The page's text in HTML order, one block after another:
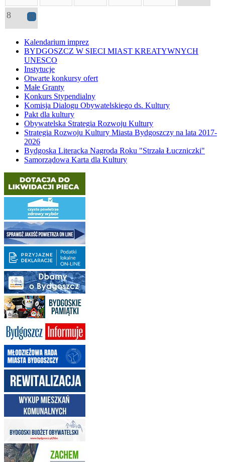
8 25
Kalendarium imprez
BYDGOSZCZ W SIECI MIAST KREATYWNYCH
UNESCO
Instytucje
Otwarte konkursy ofert
Małe Granty
Konkurs Stypendialny
Komisja Dialogu Obywatelskiego ds. Kultury
Pakt dla kultury
Obywatelska Strategia Rozwoju Kultury
Strategia Rozwoju Kultury Miasta Bydgoszczy na lata 2017-
2026
Bydgoska Literacka Nagroda Roku "Strzała Łuczniczki"
Samorządowa Karta dla Kultury